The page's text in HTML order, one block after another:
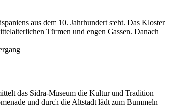
aus dem 10. Jahrhundert steht. Das Kloster
Türmen und engen Gassen. Danach
das Sidra-Museum die Kultur und Tradition
und durch die Altstadt lädt zum Bummeln